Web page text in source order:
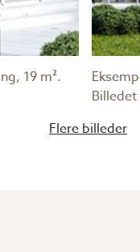
19 m².
Flere billeder